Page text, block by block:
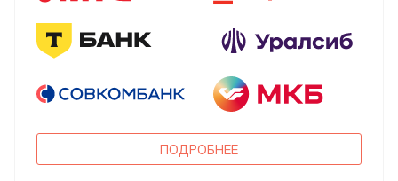
ПОДРОБНЕЕ